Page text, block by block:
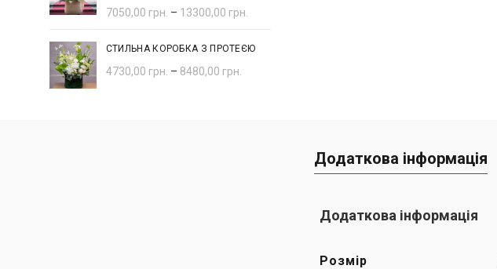
7050,00 грн. – 13300,00 грн.
СТИЛЬНА КОРОБКА З ПРОТЕЄЮ
4730,00 грн. – 8480,00 грн.
Додаткова інформація
Додаткова інформація
Розмір